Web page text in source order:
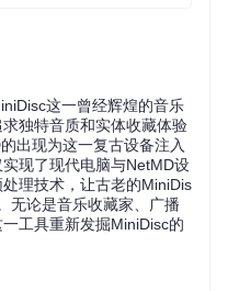
这一曾经辉煌的音乐
独特音质和实体收藏体验
出现为这一复古设备注入
现了现代电脑与NetMD设
理技术，让古老的MiniDis
无论是音乐收藏家、广播
工具重新发掘MiniDisc的